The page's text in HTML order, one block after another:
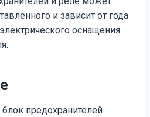
и зависит от года
оснащения
предохранителей